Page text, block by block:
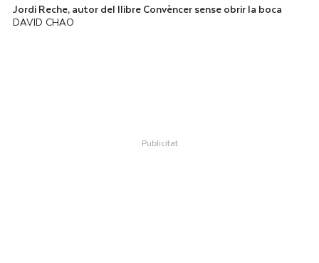
Jordi Reche, autor del llibre Convèncer sense obrir la boca
DAVID CHAO